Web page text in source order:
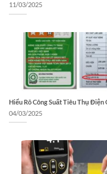
11/03/2025
Hiểu Rõ Công Suất Tiêu Thụ
04/03/2025